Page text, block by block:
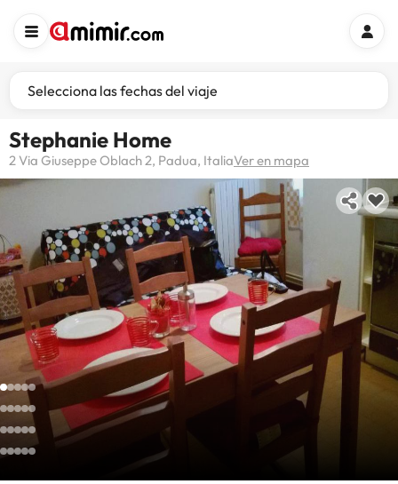
Selecciona las fechas del viaje
Stephanie Home
2 Via Giuseppe Oblach 2, Padua, ItaliaVer en mapa